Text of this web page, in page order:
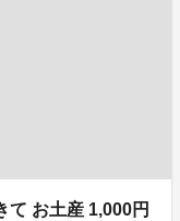
て お土産 1,000円